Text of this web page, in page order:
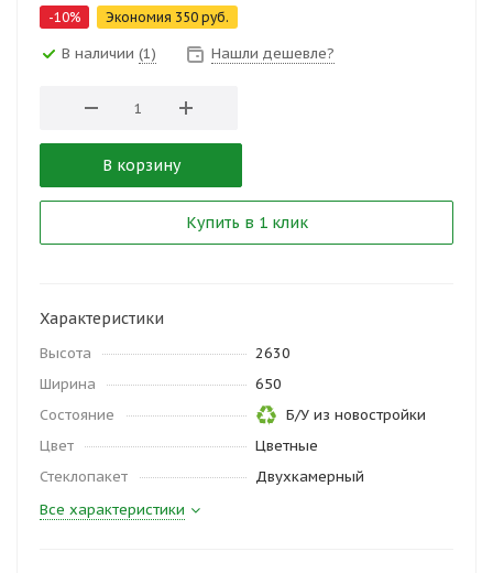
-10% Экономия 350 руб.
В наличии (1) Нашли дешевле?
В корзину
Купить в 1 клик
Характеристики
Высота
2630
Ширина
650
Состояние
Б/У из новостройки
Цвет
Цветные
Стеклопакет
Двухкамерный
Все характеристики